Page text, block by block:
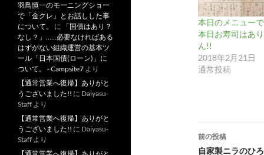
本日のメニュー
本日お寿司はあ
ん!!
2018年2月21日
通常投稿
投
前の投稿
自家製ニラのひ
羽鳥慎一のモーニングショー
で「金クレ」とお話しした事
について。
に
「国債はあり？
なし？」……必要なければある
はずがない組織運営の基本ツ
ール「日本国債(ローン)」に
ついて。 - Campsite7 より
【通常営業へ復帰】ありがと
うございました!! に Daiyasu-
Staff より
【通常営業へ復帰】ありがと
うございました!! に Daiyasu-
Staff より